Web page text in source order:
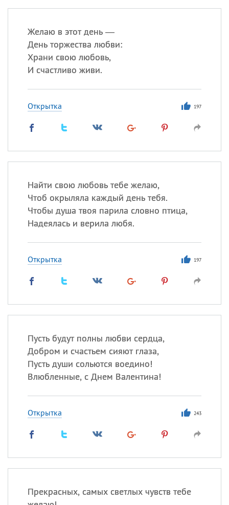
Желаю в этот день —
День торжества любви:
Храни свою любовь,
И счастливо живи.
Открытка 197
Найти свою любовь тебе желаю,
Чтоб окрыляла каждый день тебя.
Чтобы душа твоя парила словно птица,
Надеялась и верила любя.
Открытка 197
Пусть будут полны любви сердца,
Добром и счастьем сияют глаза,
Пусть души сольются воедино!
Влюбленные, с Днем Валентина!
Открытка 243
Прекрасных, самых светлых чувств тебе